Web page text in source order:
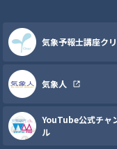
気象予報士講座ク
気象人
YouTube公式チャ
ル